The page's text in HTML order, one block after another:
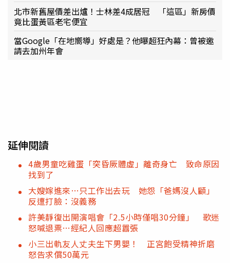
北市新舊屋價差出爐！士林差4成居冠 「這區」新房價
竟比蛋黃區老宅便宜
當Google「在地嚮導」好處是？他曝超狂內幕：曾被邀
請去加州年會
延伸閱讀
4歲男童吃雞蛋「突昏厥體虛」離奇身亡 致命原因
找到了
大嫂嫁進來…只工作出去玩 她怨「爸媽沒人顧」
反遭打臉：沒義務
許美靜復出開演唱會「2.5小時僅唱30分鐘」 歌迷
怒喊退票…經紀人回應超囂張
小三出軌友人丈夫生下男嬰！ 正宮飽受精神折磨
怒告求償50萬元